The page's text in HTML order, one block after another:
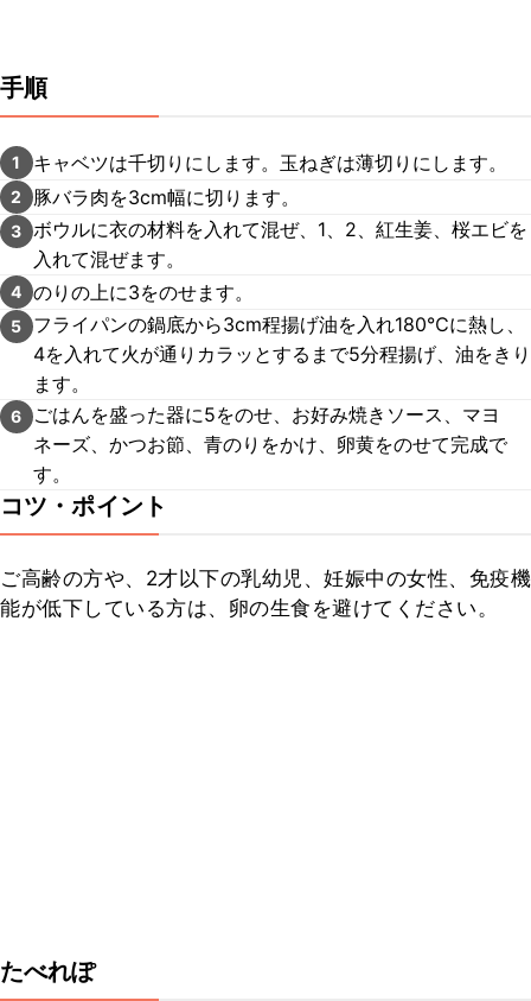
手順
1 キャベツは千切りにします。玉ねぎは薄切りにします。
2 豚バラ肉を3cm幅に切ります。
3 ボウルに衣の材料を入れて混ぜ、1、2、紅生姜、桜エビを
入れて混ぜます。
4 のりの上に3をのせます。
5
フライパンの鍋底から3cm程揚げ油を入れ180℃に熱し、
4を入れて火が通りカラッとするまで5分程揚げ、油をきり
ます。
6
ごはんを盛った器に5をのせ、お好み焼きソース、マヨ
ネーズ、かつお節、青のりをかけ、卵黄をのせて完成で
す。
コツ・ポイント
ご高齢の方や、2才以下の乳幼児、妊娠中の女性、免疫機
能が低下している方は、卵の生食を避けてください。
たべれぽ